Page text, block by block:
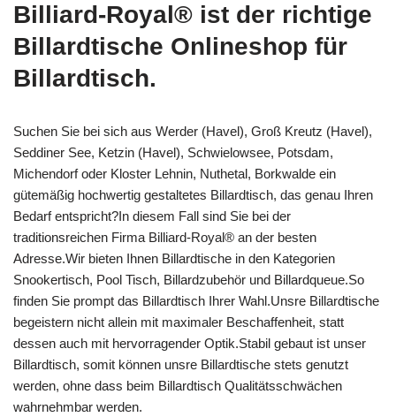
Billiard-Royal® ist der richtige
Billardtische Onlineshop für
Billardtisch.
Suchen Sie bei sich aus Werder (Havel), Groß Kreutz (Havel),
Seddiner See, Ketzin (Havel), Schwielowsee, Potsdam,
Michendorf oder Kloster Lehnin, Nuthetal, Borkwalde ein
gütemäßig hochwertig gestaltetes Billardtisch, das genau Ihren
Bedarf entspricht?In diesem Fall sind Sie bei der
traditionsreichen Firma Billiard-Royal® an der besten
Adresse.Wir bieten Ihnen Billardtische in den Kategorien
Snookertisch, Pool Tisch, Billardzubehör und Billardqueue.So
finden Sie prompt das Billardtisch Ihrer Wahl.Unsre Billardtische
begeistern nicht allein mit maximaler Beschaffenheit, statt
dessen auch mit hervorragender Optik.Stabil gebaut ist unser
Billardtisch, somit können unsre Billardtische stets genutzt
werden, ohne dass beim Billardtisch Qualitätsschwächen
wahrnehmbar werden.